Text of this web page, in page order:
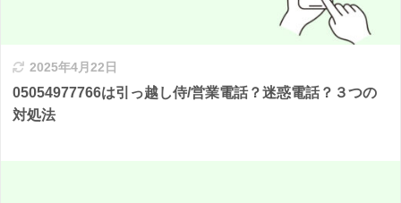
2025年4月22日
05054977766は引っ越し侍/営業電話？迷惑電話？３つの
対処法